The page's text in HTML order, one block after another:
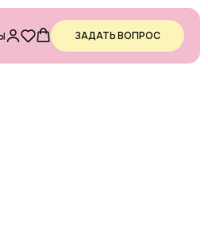
ЗАДАТЬ ВОПРОС